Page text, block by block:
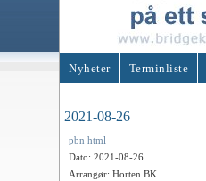
Nyheter Terminliste
2021-08-26
pbn html
Dato: 2021-08-26
Arrangør: Horten BK